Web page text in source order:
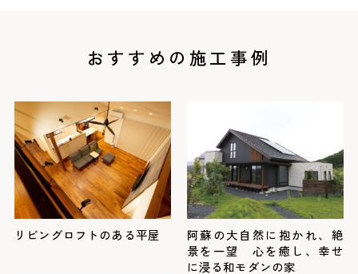
おすすめの施工事例
リビングロフトのある平屋
阿蘇の大自然に抱かれ、絶
景を一望 心を癒し、幸せ
に浸る和モダンの家